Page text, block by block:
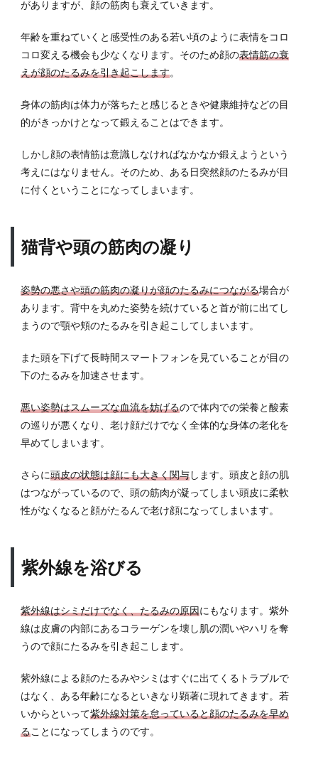
ける
3.3
で顔
のた
に働
きか
3.4
紫外
線対
3.5
顔の
みを
解消
する
マッ
ジを
顔の
たる
みを
解消
マッ
サー
ジ方
目の
下た
4.2
瞼の
たる
4.3
頬の
たる
み
がありますが、顔の筋肉も衰えていきます。
年齢を重ねていくと感受性のある若い頃のように表情をコロ
コロ変える機会も少なくなります。そのため顔の表情筋の衰
えが顔のたるみを引き起こします。
身体の筋肉は体力が落ちたと感じるときや健康維持などの目
的がきっかけとなって鍛えることはできます。
しかし顔の表情筋は意識しなければなかなか鍛えようという
考えにはなりません。そのため、ある日突然顔のたるみが目
に付くということになってしまいます。
猫背や頭の筋肉の凝り
姿勢の悪さや頭の筋肉の凝りが顔のたるみにつながる場合が
あります。背中を丸めた姿勢を続けていると首が前に出てし
まうので顎や頬のたるみを引き起こしてしまいます。
また頭を下げて長時間スマートフォンを見ていることが目の
下のたるみを加速させます。
悪い姿勢はスムーズな血流を妨げるので体内での栄養と酸素
の巡りが悪くなり、老け顔だけでなく全体的な身体の老化を
早めてしまいます。
さらに頭皮の状態は顔にも大きく関与します。頭皮と顔の肌
はつながっているので、頭の筋肉が凝ってしまい頭皮に柔軟
性がなくなると顔がたるんで老け顔になってしまいます。
紫外線を浴びる
紫外線はシミだけでなく、たるみの原因にもなります。紫外
線は皮膚の内部にあるコラーゲンを壊し肌の潤いやハリを奪
うので顔にたるみを引き起こします。
紫外線による顔のたるみやシミはすぐに出てくるトラブルで
はなく、ある年齢になるといきなり顕著に現れてきます。若
いからといって紫外線対策を怠っていると顔のたるみを早め
ることになってしまうのです。